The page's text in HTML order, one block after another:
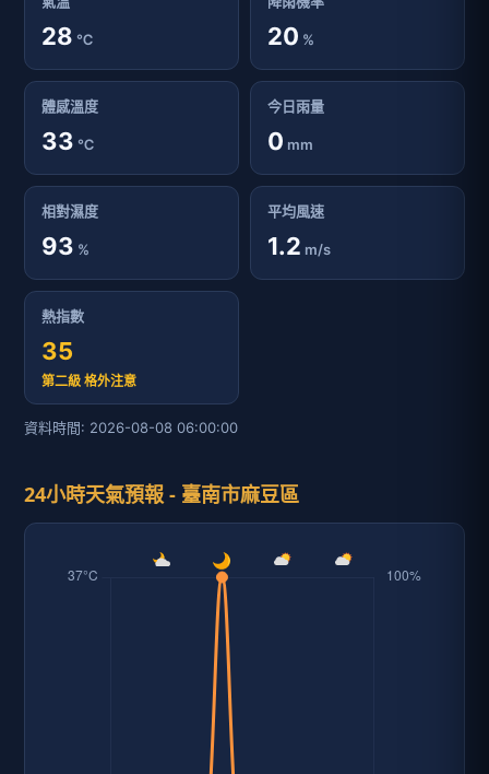
28 ℃ 20 %
體感溫度
33 ℃
今日雨量
0 mm
相對濕度
93 %
平均風速
1.2 m/s
熱指數
35
第二級 格外注意
資料時間: 2026-08-08 06:00:00
24小時天氣預報 - 臺南市麻豆區